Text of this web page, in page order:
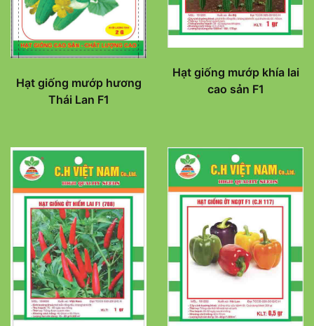
Hạt giống mướp hương
Thái Lan F1
Hạt giống mướp khía lai
cao sản F1